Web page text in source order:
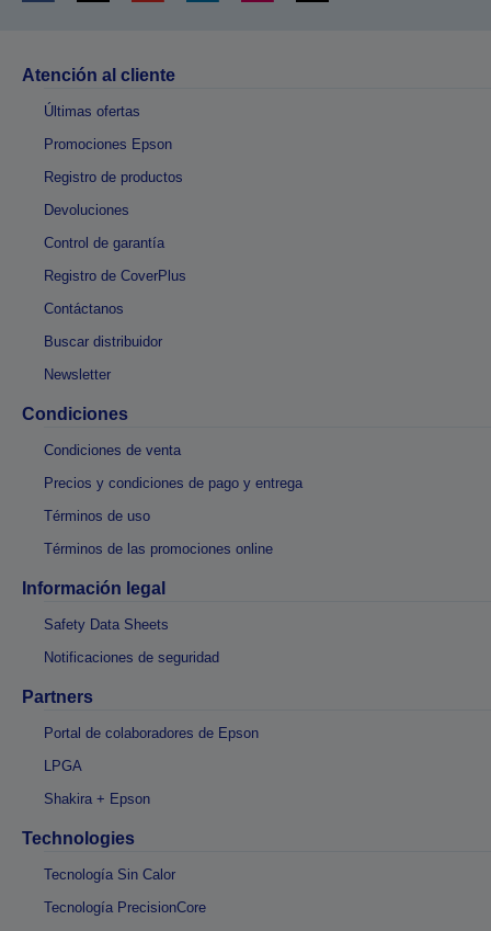
Atención al cliente
Últimas ofertas
Promociones Epson
Registro de productos
Devoluciones
Control de garantía
Registro de CoverPlus
Contáctanos
Buscar distribuidor
Newsletter
Condiciones
Condiciones de venta
Precios y condiciones de pago y entrega
Términos de uso
Términos de las promociones online
Información legal
Safety Data Sheets
Notificaciones de seguridad
Partners
Portal de colaboradores de Epson
LPGA
Shakira + Epson
Technologies
Tecnología Sin Calor
Tecnología PrecisionCore